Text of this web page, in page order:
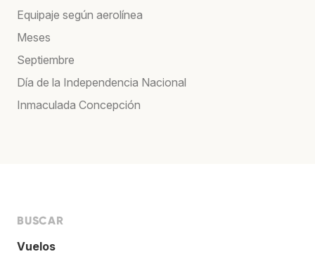
Equipaje según aerolínea
Meses
Septiembre
Día de la Independencia Nacional
Inmaculada Concepción
BUSCAR
Vuelos